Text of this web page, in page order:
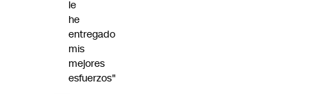
le
he
entregado
mis
mejores
esfuerzos"